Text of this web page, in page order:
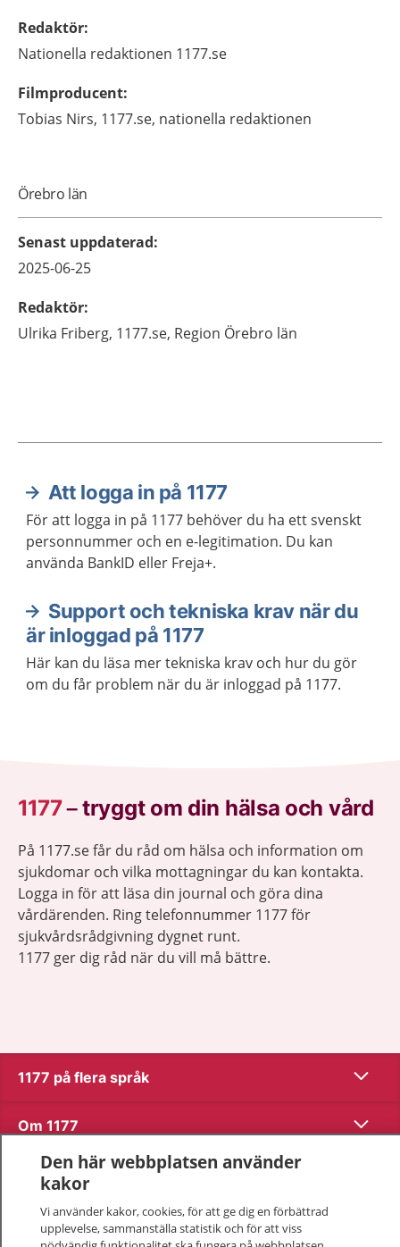
Redaktör:
Nationella redaktionen 1177.se
Filmproducent:
Tobias Nirs, 1177.se, nationella redaktionen
Örebro län
Senast uppdaterad:
2025-06-25
Redaktör:
Ulrika Friberg, 1177.se, Region Örebro län
Aktuella artiklar
Att logga in på 1177
För att logga in på 1177 behöver du ha ett svenskt
personnummer och en e-legitimation. Du kan
använda BankID eller Freja+.
Support och tekniska krav när du
är inloggad på 1177
Här kan du läsa mer tekniska krav och hur du gör
om du får problem när du är inloggad på 1177.
1177–tryggt om din hälsa och vård
På 1177.se får du råd om hälsa och information om
sjukdomar och vilka mottagningar du kan kontakta.
Logga in för att läsa din journal och göra dina
vårdärenden. Ring telefonnummer 1177 för
sjukvårdsrådgivning dygnet runt.
1177 ger dig råd när du vill må bättre.
1177 på flera språk Visa
Om 1177 Visa
Kontakt
Behandling av personuppgifter
Den här webbplatsen använder
kakor
Vi använder kakor, cookies, för att ge dig en förbättrad
upplevelse, sammanställa statistik och för att viss